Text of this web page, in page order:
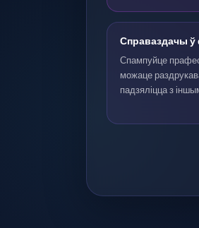
Справаздачы ў
Спампуйце
можаце
падзяліцца з